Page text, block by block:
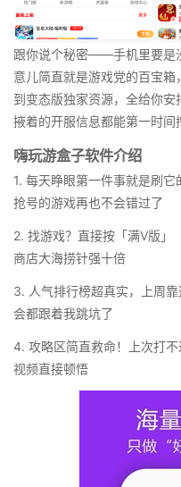
跟你说个秘密——手机里要是
意儿简直就是游戏党的百宝
到变态版独家资源，全给你
掖着的开服信息都能第一时间
嗨玩游盒子软件介绍
1. 每天睁眼第一件事就是刷
抢号的游戏再也不会错过了
2. 找游戏？直接按「满V版」
商店大海捞针强十倍
3. 人气排行榜超真实，上周
会都跟着我跳坑了
4. 攻略区简直救命！上次打
视频直接顿悟